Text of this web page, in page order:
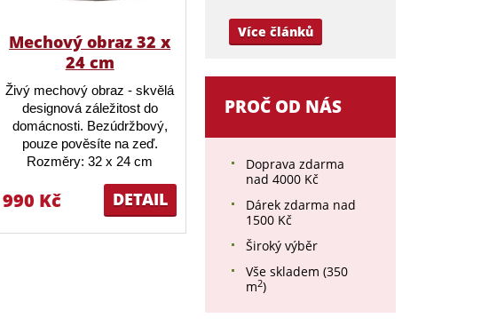
Mechový obraz 32 x
24 cm
Živý mechový obraz - skvělá
designová záležitost do
domácnosti. Bezúdržbový,
pouze pověsíte na zeď.
Rozměry: 32 x 24 cm
DETAIL
990 Kč
Více článků
PROČ OD NÁS
Doprava zdarma
nad 4000 Kč
Dárek zdarma nad
1500 Kč
Široký výběr
Vše skladem (350
m2)